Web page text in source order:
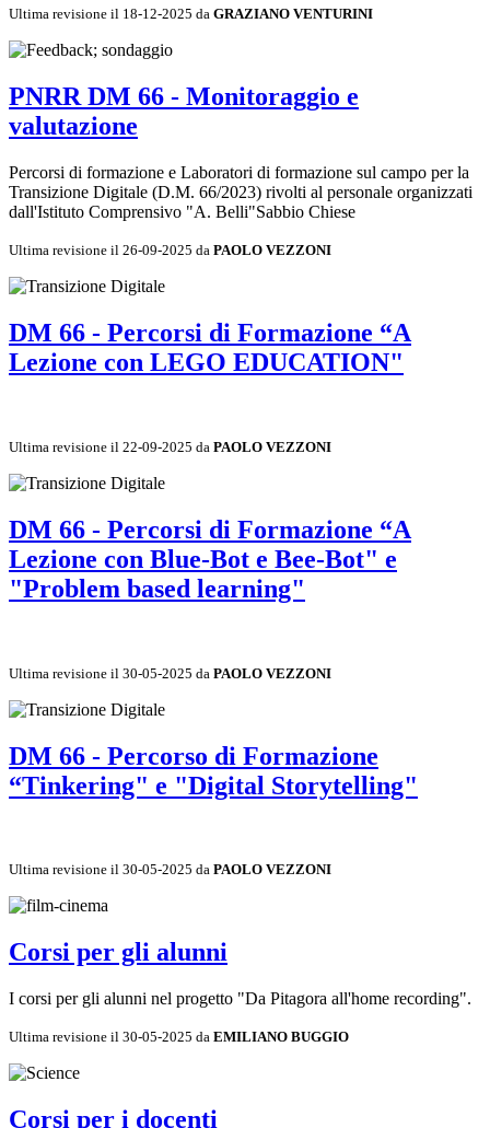
Ultima revisione il 18-12-2025 da GRAZIANO VENTURINI
PNRR DM 66 - Monitoraggio e
valutazione
Percorsi di formazione e Laboratori di formazione sul campo per la
Transizione Digitale (D.M. 66/2023) rivolti al personale organizzati
dall'Istituto Comprensivo "A. Belli"Sabbio Chiese
Ultima revisione il 26-09-2025 da PAOLO VEZZONI
DM 66 - Percorsi di Formazione “A
Lezione con LEGO EDUCATION"
Ultima revisione il 22-09-2025 da PAOLO VEZZONI
DM 66 - Percorsi di Formazione “A
Lezione con Blue-Bot e Bee-Bot" e
"Problem based learning"
Ultima revisione il 30-05-2025 da PAOLO VEZZONI
DM 66 - Percorso di Formazione
“Tinkering" e "Digital Storytelling"
Ultima revisione il 30-05-2025 da PAOLO VEZZONI
Corsi per gli alunni
I corsi per gli alunni nel progetto "Da Pitagora all'home recording".
Ultima revisione il 30-05-2025 da EMILIANO BUGGIO
Corsi per i docenti